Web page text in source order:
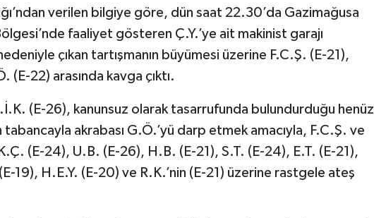
verilen bilgiye göre, dün saat 22.30’da Gazimağusa
faaliyet gösteren Ç.Y.’ye ait makinist garajı
çıkan tartışmanın büyümesi üzerine F.C.Ş. (E-21),
(E-22) arasında kavga çıktı.
(E-26), kanunsuz olarak tasarrufunda bulundurduğu henüz
akrabası G.Ö.’yü darp etmek amacıyla, F.C.Ş. ve
(E-24), U.B. (E-26), H.B. (E-21), S.T. (E-24), E.T. (E-21),
19), H.E.Y. (E-20) ve R.K.’nin (E-21) üzerine rastgele ateş